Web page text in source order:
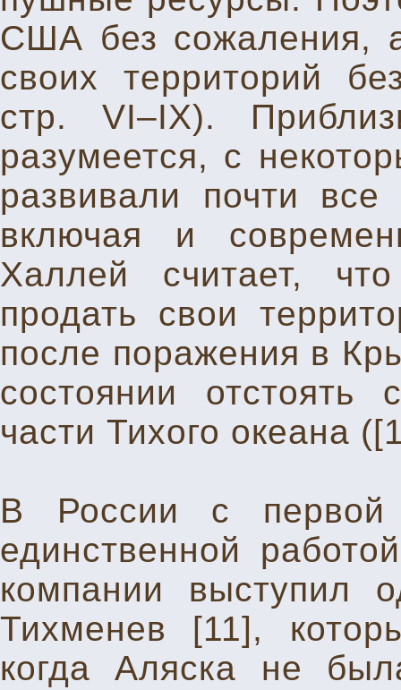
США без сожаления,
своих территорий
стр. VI–IX).
разумеется, с
развивали почти все
включая и
Халлей считает,
продать свои
после поражения в
состоянии
части Тихого океана
В России с первой
единственной
компании
Тихменев [11],
когда Аляска не